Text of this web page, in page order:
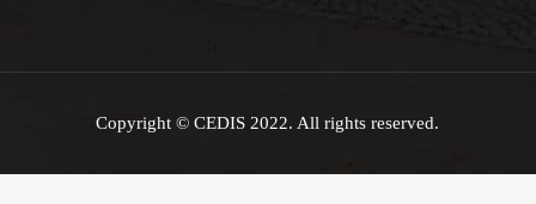
Copyright © CEDIS 2022. All rights reserved.